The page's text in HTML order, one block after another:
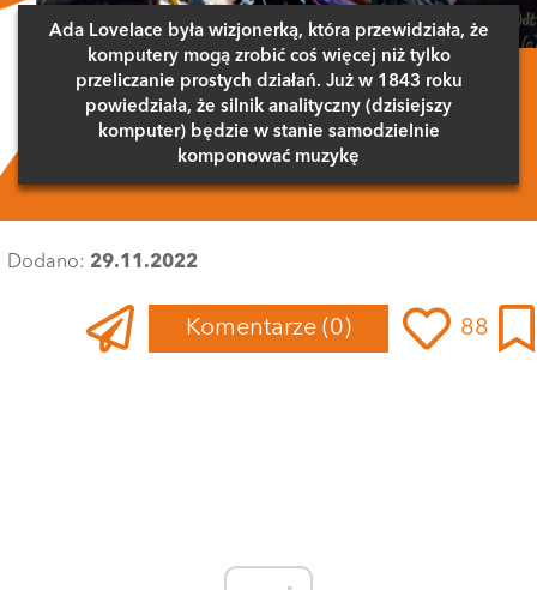
Ada Lovelace była wizjonerką, która przewidziała, że
komputery mogą zrobić coś więcej niż tylko
przeliczanie prostych działań. Już w 1843 roku
powiedziała, że silnik analityczny (dzisiejszy
komputer) będzie w stanie samodzielnie
komponować muzykę
Dodano: 29.11.2022
Komentarze (0) 88